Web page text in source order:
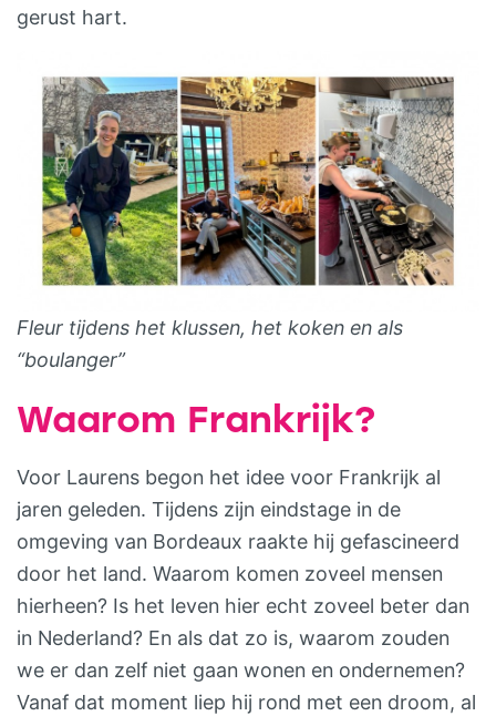
gerust hart.
Fleur tijdens het klussen, het koken en als
“boulanger”
Waarom Frankrijk?
Voor Laurens begon het idee voor Frankrijk al
jaren geleden. Tijdens zijn eindstage in de
omgeving van Bordeaux raakte hij gefascineerd
door het land. Waarom komen zoveel mensen
hierheen? Is het leven hier echt zoveel beter dan
in Nederland? En als dat zo is, waarom zouden
we er dan zelf niet gaan wonen en ondernemen?
Vanaf dat moment liep hij rond met een droom, al